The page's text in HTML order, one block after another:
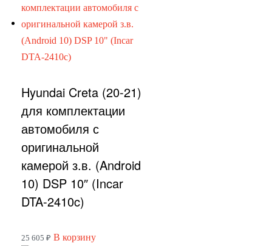
Hyundai Creta (20-21)
для комплектации
автомобиля с
оригинальной
камерой з.в. (Android
10) DSP 10″ (Incar
DTA-2410c)
25 605 ₽ В корзину